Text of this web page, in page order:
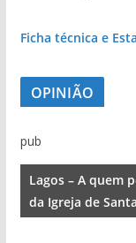
Ficha técnica e
OPINIÃO
pub
Lagos – A quem
da Igreja de